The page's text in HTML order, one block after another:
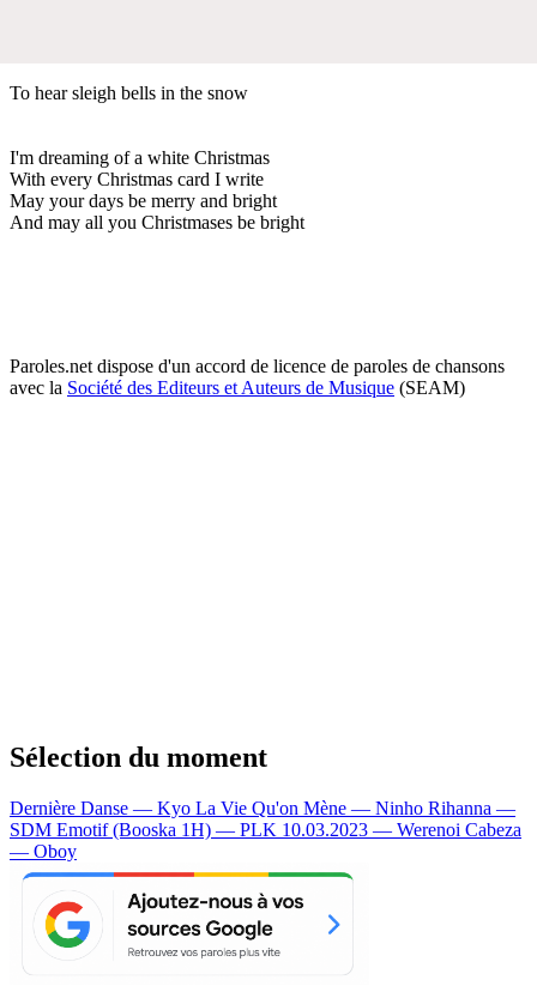
To hear sleigh bells in the snow
I'm dreaming of a white Christmas
With every Christmas card I write
May your days be merry and bright
And may all you Christmases be bright
Paroles.net dispose d'un accord de licence de paroles de chansons
avec la Société des Editeurs et Auteurs de Musique (SEAM)
Sélection du moment
Dernière Danse — Kyo La Vie Qu'on Mène — Ninho Rihanna —
SDM Emotif (Booska 1H) — PLK 10.03.2023 — Werenoi Cabeza
— Oboy